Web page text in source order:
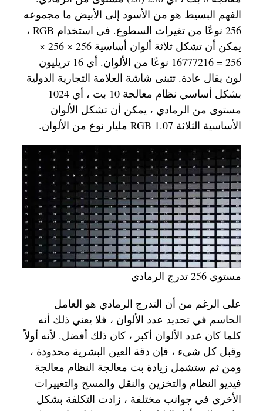
الفهم البسيط هو من الأسود إلى الأبيض ما مجموعه
256 نوعًا من تغيرات السطوع. في استخدام RGB ،
يمكن أن تشكل ثلاثة ألوان أساسية 256 × 256 ×
256 = 16777216 نوعًا من الألوان. أي 16 تريليون
لون يقال عادة. تتبنى شاشة العلامة التجارية الدولية
بشكل أساسي نظام معالجة 10 بت ، أي 1024
مستوى من الرمادي ، يمكن أن تشكل الألوان
الأساسية الثلاثة RGB 1.07 مليار نوع من الألوان.
مستوى 256 تدرج الرمادي
على الرغم من أن التدرج الرمادي هو العامل
الحاسم في تحديد عدد الألوان ، فلا يعني ذلك أنه
كلما كان عدد الألوان أكبر ، كان ذلك أفضل. لأنه أولاً
وقبل كل شيء ، فإن دقة العين البشرية محدودة ،
ومن ثم ستشمل زيادة بت معالجة النظام معالجة
فيديو النظام والتخزين والنقل والمسح والتغييرات
الأخرى في جوانب مختلفة ، زادت التكلفة بشكل